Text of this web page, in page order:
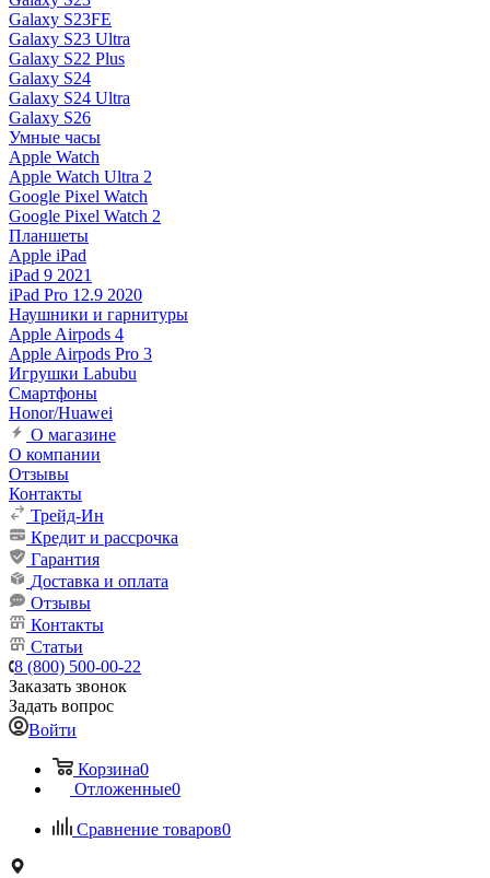
Galaxy S23FE
Galaxy S23 Ultra
Galaxy S22 Plus
Galaxy S24
Galaxy S24 Ultra
Galaxy S26
Умные часы
Apple Watch
Apple Watch Ultra 2
Google Pixel Watch
Google Pixel Watch 2
Планшеты
Apple iPad
iPad 9 2021
iPad Pro 12.9 2020
Наушники и гарнитуры
Apple Airpods 4
Apple Airpods Pro 3
Игрушки Labubu
Смартфоны
Honor/Huawei
О магазине
О компании
Отзывы
Контакты
Трейд-Ин
Кредит и рассрочка
Гарантия
Доставка и оплата
Отзывы
Контакты
Статьи
8 (800) 500-00-22
Заказать звонок
Задать вопрос
Войти
Корзина0
Отложенные0
Сравнение товаров0